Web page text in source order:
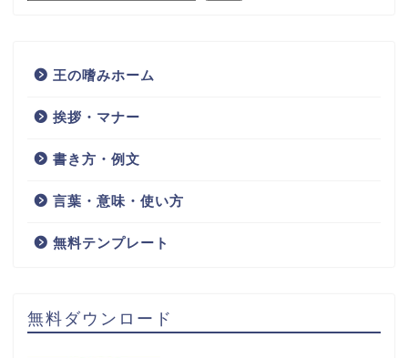
王の嗜みホーム
挨拶・マナー
書き方・例文
言葉・意味・使い方
無料テンプレート
無料ダウンロード